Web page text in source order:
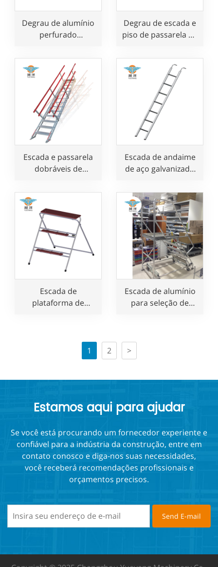
Degrau de alumínio
perfurado
escadas e
passarelas
Degrau de escada e
piso de passarela de
antiderrapante
Escada e passarela
dobráveis de
multifuncional
Escada de andaime
de aço galvanizado
venda
Escada de
plataforma de
Escada de alumínio
para seleção de
segurança para uso
1 2 >
Estamos aqui para ajudar
Se você está procurando um fornecedor experiente e
confiável para a indústria da construção, entre em
contato conosco e diga-nos suas necessidades,
você receberá recomendações profissionais e
orçamentos precisos.